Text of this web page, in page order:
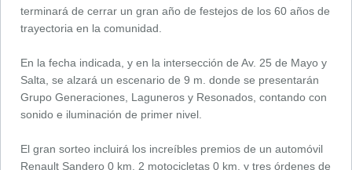
terminará de cerrar un gran año de festejos de los 60 años de
trayectoria en la comunidad.
En la fecha indicada, y en la intersección de Av. 25 de Mayo y
Salta, se alzará un escenario de 9 m. donde se presentarán
Grupo Generaciones, Laguneros y Resonados, contando con
sonido e iluminación de primer nivel.
El gran sorteo incluirá los increíbles premios de un automóvil
Renault Sandero 0 km. 2 motocicletas 0 km. y tres órdenes de